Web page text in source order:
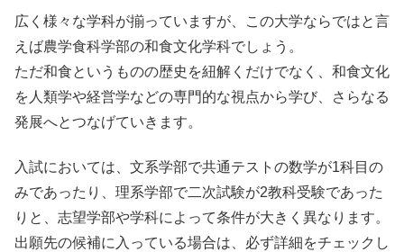
広く様々な学科が揃っていますが、この大学ならではと言
えば農学食科学部の和食文化学科でしょう。
ただ和食というものの歴史を紐解くだけでなく、和食文化
を人類学や経営学などの専門的な視点から学び、さらなる
発展へとつなげていきます。
入試においては、文系学部で共通テストの数学が1科目の
みであったり、理系学部で二次試験が2教科受験であった
りと、志望学部や学科によって条件が大きく異なります。
出願先の候補に入っている場合は、必ず詳細をチェックし